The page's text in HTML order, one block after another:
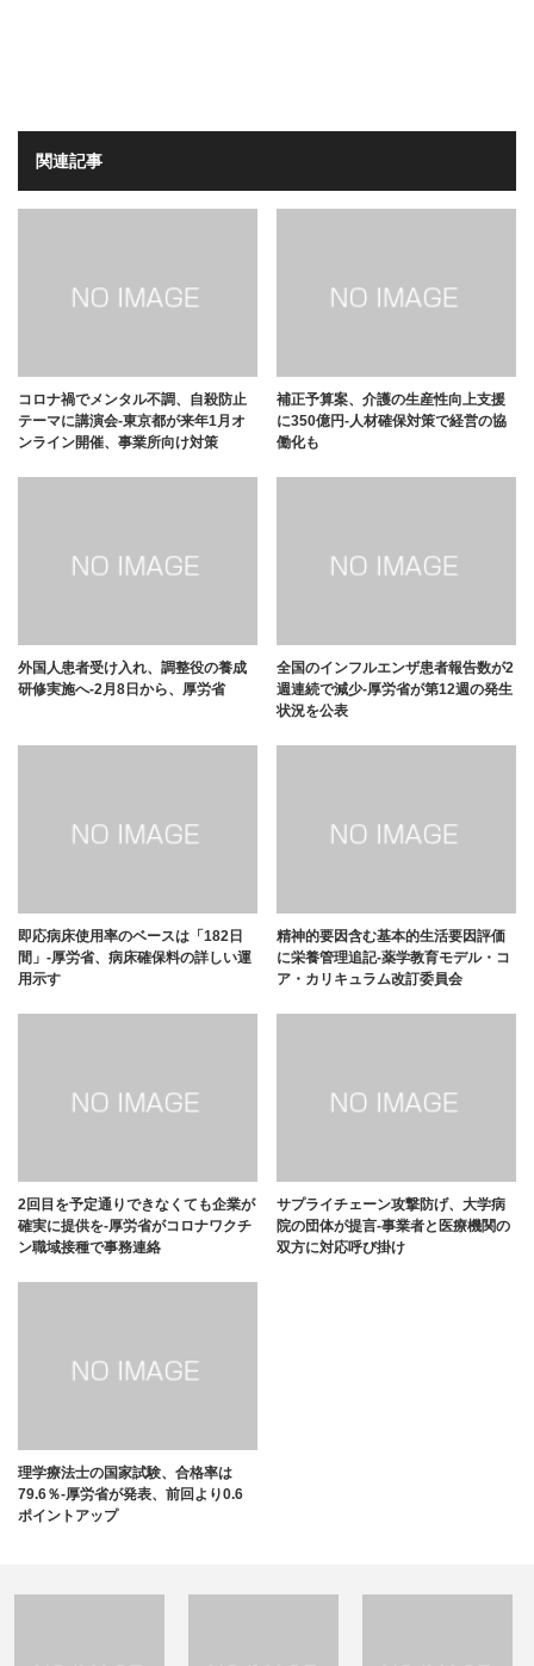
関連記事
コロナ禍でメンタル不調、自殺防止
テーマに講演会-東京都が来年1月オ
ンライン開催、事業所向け対策
補正予算案、介護の生産性向上支援
に350億円-人材確保対策で経営の協
働化も
外国人患者受け入れ、調整役の養成
研修実施へ-2月8日から、厚労省
全国のインフルエンザ患者報告数が2
週連続で減少-厚労省が第12週の発生
状況を公表
即応病床使用率のベースは「182日
間」-厚労省、病床確保料の詳しい運
用示す
精神的要因含む基本的生活要因評価
に栄養管理追記-薬学教育モデル・コ
ア・カリキュラム改訂委員会
2回目を予定通りできなくても企業が
確実に提供を-厚労省がコロナワクチ
ン職域接種で事務連絡
サプライチェーン攻撃防げ、大学病
院の団体が提言-事業者と医療機関の
双方に対応呼び掛け
理学療法士の国家試験、合格率は
79.6％-厚労省が発表、前回より0.6
ポイントアップ